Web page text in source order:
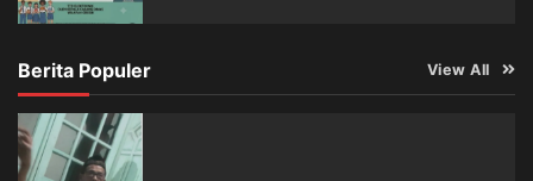
Berita Populer View All